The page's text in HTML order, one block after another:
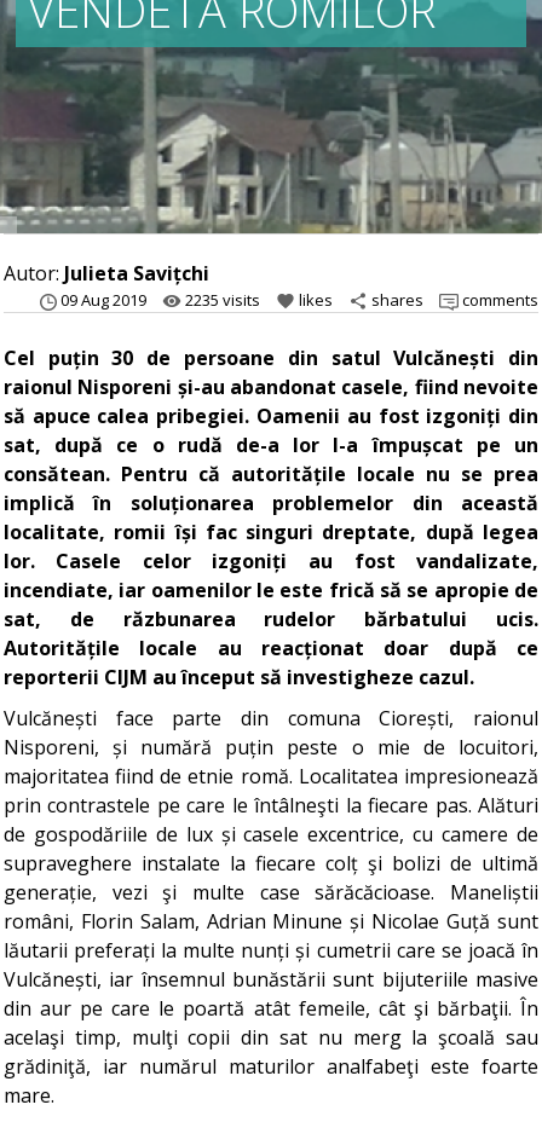
Autor: Julieta Savițchi
09 Aug 2019 remove_red_eye 2235 visits favorite likes share shares comments
Cel puțin 30 de persoane din satul Vulcănești din
raionul Nisporeni și-au abandonat casele, fiind nevoite
să apuce calea pribegiei. Oamenii au fost izgoniți din
sat, după ce o rudă de-a lor l-a împușcat pe un
consătean. Pentru că autoritățile locale nu se prea
implică în soluționarea problemelor din această
localitate, romii își fac singuri dreptate, după legea
lor. Casele celor izgoniți au fost vandalizate,
incendiate, iar oamenilor le este frică să se apropie de
sat, de răzbunarea rudelor bărbatului ucis.
Autoritățile locale au reacționat doar după ce
reporterii CIJM au început să investigheze cazul.
Vulcănești face parte din comuna Ciorești, raionul
Nisporeni, și numără puțin peste o mie de locuitori,
majoritatea fiind de etnie romă. Localitatea impresionează
prin contrastele pe care le întâlneşti la fiecare pas. Alături
de gospodăriile de lux și casele excentrice, cu camere de
supraveghere instalate la fiecare colț şi bolizi de ultimă
generație, vezi şi multe case sărăcăcioase. Maneliștii
români, Florin Salam, Adrian Minune și Nicolae Guță sunt
lăutarii preferați la multe nunți și cumetrii care se joacă în
Vulcănești, iar însemnul bunăstării sunt bijuteriile masive
din aur pe care le poartă atât femeile, cât şi bărbaţii. În
acelaşi timp, mulţi copii din sat nu merg la şcoală sau
grădiniţă, iar numărul maturilor analfabeţi este foarte
mare.